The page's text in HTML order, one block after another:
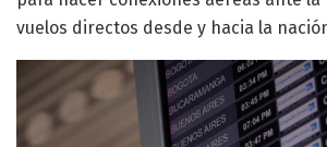
vuelos directos desde y hacia la